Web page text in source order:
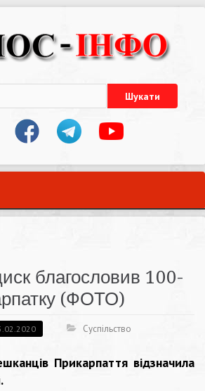
благословив 100-
(ФОТО)
Суспільство
Прикарпаття відзначила